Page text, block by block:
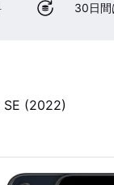
30日間
SE (2022)